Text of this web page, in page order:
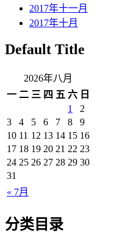
2017年十一月
2017年十月
Default Title
2026年八月
一 二 三 四 五 六 日
« 7月
1
2
3
4 5 6 7 8
9
10 11 12 13 14 15 16
17 18 19 20 21 22 23
24 25 26 27 28 29 30
31
分类目录